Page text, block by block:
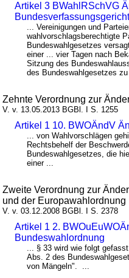
Artikel 3 BWahlRSchVG
... Vereinigungen und
wahlvorschlagsberechtigte
Bundeswahlgesetzes
einer ... vier Tagen nach
Sitzung des
des Bundeswahlgesetzes
Zehnte Verordnung zur
V. v. 13.05.2013 BGBl. I S. 1255
Artikel 1 10. BWOÄndV
... von Wahlvorschlägen
Rechtsbehelf der
Bundeswahlgesetzes, die
einer ...
Zweite Verordnung zur
und der Europawahlordnung
V. v. 03.12.2008 BGBl. I S. 2378
Artikel 1 2.
Bundeswahlordnung
... § 33 wird wie folgt
Abs. 2 des
von Mängeln". ...